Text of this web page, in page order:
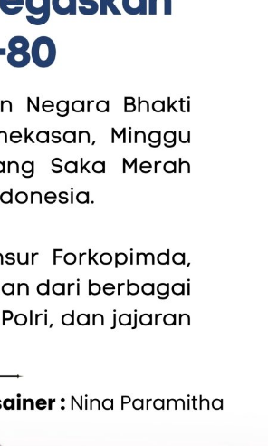
Kasus Dugaan Malapraktik RS
Larasati Pamekasan Masuk
Meja Polisi
Menteri PU Harus Dijawab
dengan Transparansi, Bukan
Intimidasi